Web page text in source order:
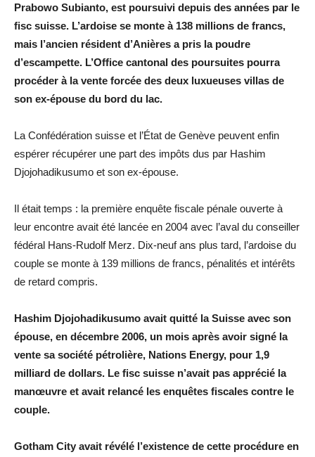
Prabowo Subianto, est poursuivi depuis des années par le
fisc suisse. L’ardoise se monte à 138 millions de francs,
mais l’ancien résident d’Anières a pris la poudre
d’escampette. L’Office cantonal des poursuites pourra
procéder à la vente forcée des deux luxueuses villas de
son ex-épouse du bord du lac.
La Confédération suisse et l’État de Genève peuvent enfin
espérer récupérer une part des impôts dus par Hashim
Djojohadikusumo et son ex-épouse.
Il était temps : la première enquête fiscale pénale ouverte à
leur encontre avait été lancée en 2004 avec l’aval du conseiller
fédéral Hans-Rudolf Merz. Dix-neuf ans plus tard, l’ardoise du
couple se monte à 139 millions de francs, pénalités et intérêts
de retard compris.
Hashim Djojohadikusumo avait quitté la Suisse avec son
épouse, en décembre 2006, un mois après avoir signé la
vente sa société pétrolière, Nations Energy, pour 1,9
milliard de dollars. Le fisc suisse n’avait pas apprécié la
manœuvre et avait relancé les enquêtes fiscales contre le
couple.
Gotham City avait révélé l’existence de cette procédure en